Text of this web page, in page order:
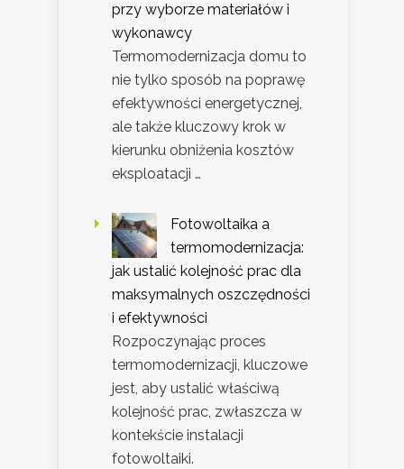
przy wyborze materiałów i
wykonawcy
Termomodernizacja domu to
nie tylko sposób na poprawę
efektywności energetycznej,
ale także kluczowy krok w
kierunku obniżenia kosztów
eksploatacji …
Fotowoltaika a
termomodernizacja:
jak ustalić kolejność prac dla
maksymalnych oszczędności
i efektywności
Rozpoczynając proces
termomodernizacji, kluczowe
jest, aby ustalić właściwą
kolejność prac, zwłaszcza w
kontekście instalacji
fotowoltaiki.